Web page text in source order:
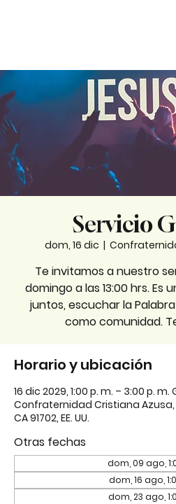
Servicio
dom, 16 dic
  |
Te invitamos a nuestro
domingo a las 13:00 hrs. Es
juntos, escuchar la
como comunidad.
Horario y ubicación
16 dic 2029, 1:00 p. m. – 3:00 p. m.
Confraternidad Cristiana Azusa,
CA 91702, EE. UU.
Otras fechas
dom, 09 ago,
dom, 16 ago,
dom, 23 ago,